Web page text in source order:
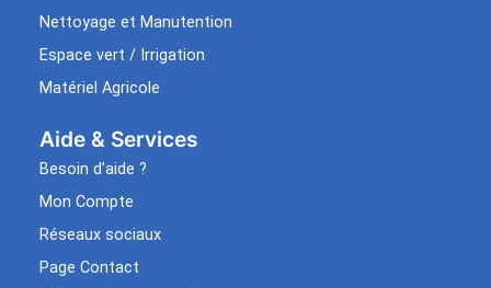
Nettoyage et Manutention
Espace vert / Irrigation
Matériel Agricole
Aide & Services​
Besoin d’aide ?
Mon Compte
Réseaux sociaux
Page Contact